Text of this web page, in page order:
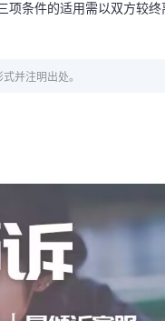
条件的适用需以双方较
并注明出处。